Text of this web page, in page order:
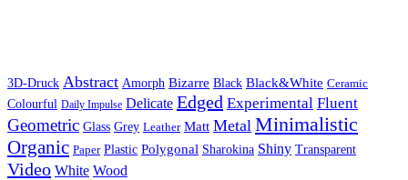
3D-Druck Abstract Amorph Bizarre Black Black&White Ceramic
Colourful Daily Impulse Delicate Edged Experimental Fluent
Geometric Glass Grey Leather Matt Metal Minimalistic
Organic Paper Plastic Polygonal Sharokina Shiny Transparent
Video White Wood